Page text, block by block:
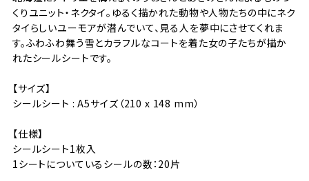
くりユニット・ネクタイ。ゆるく描かれた動物や人物たちの中にネク
タイらしいユーモアが潜んでいて、見る人を夢中にさせてくれま
す。ふわふわ舞う雪とカラフルなコートを着た女の子たちが描か
れたシールシートです。
【サイズ】
シールシート : A5サイズ（210 x 148 mm）
【仕様】
シールシート1枚入
1シートについているシールの数：20片